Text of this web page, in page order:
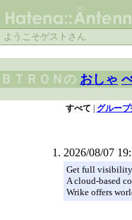
ようこそゲストさん
ＢＴＲＯＮの おしゃ
すべて グルー
2026/08/07
Get full visibility
A cloud-based
Wrike offers